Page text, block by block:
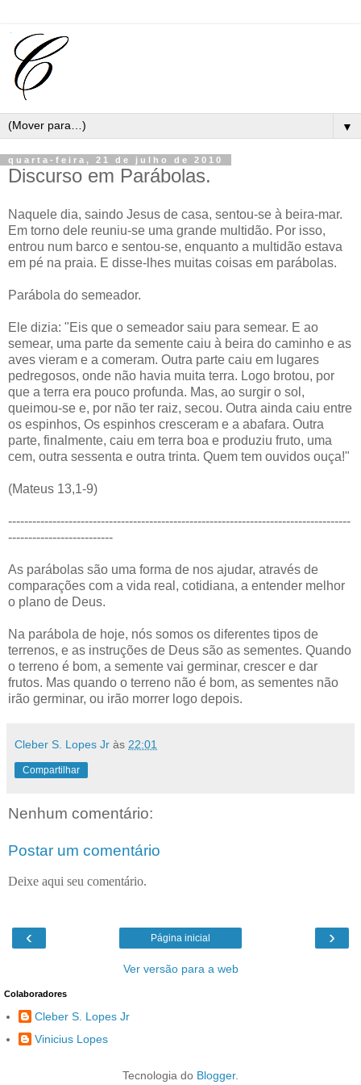
▼
quarta-feira, 21 de julho de 2010
Discurso em Parábolas.
Naquele dia, saindo Jesus de casa, sentou-se à beira-mar.
Em torno dele reuniu-se uma grande multidão. Por isso,
entrou num barco e sentou-se, enquanto a multidão estava
em pé na praia. E disse-lhes muitas coisas em parábolas.
Parábola do semeador.
Ele dizia: "Eis que o semeador saiu para semear. E ao
semear, uma parte da semente caiu à beira do caminho e as
aves vieram e a comeram. Outra parte caiu em lugares
pedregosos, onde não havia muita terra. Logo brotou, por
que a terra era pouco profunda. Mas, ao surgir o sol,
queimou-se e, por não ter raiz, secou. Outra ainda caiu entre
os espinhos, Os espinhos cresceram e a abafara. Outra
parte, finalmente, caiu em terra boa e produziu fruto, uma
cem, outra sessenta e outra trinta. Quem tem ouvidos ouça!"
(Mateus 13,1-9)
-------------------------------------------------------------------------------------
--------------------------
As parábolas são uma forma de nos ajudar, através de
comparações com a vida real, cotidiana, a entender melhor
o plano de Deus.
Na parábola de hoje, nós somos os diferentes tipos de
terrenos, e as instruções de Deus são as sementes. Quando
o terreno é bom, a semente vai germinar, crescer e dar
frutos. Mas quando o terreno não é bom, as sementes não
irão germinar, ou irão morrer logo depois.
Cleber S. Lopes Jr às 22:01
Compartilhar
Nenhum comentário:
Postar um comentário
Deixe aqui seu comentário.
‹ ›
Página inicial
Ver versão para a web
Colaboradores
Cleber S. Lopes Jr
Vinicius Lopes
Tecnologia do Blogger.